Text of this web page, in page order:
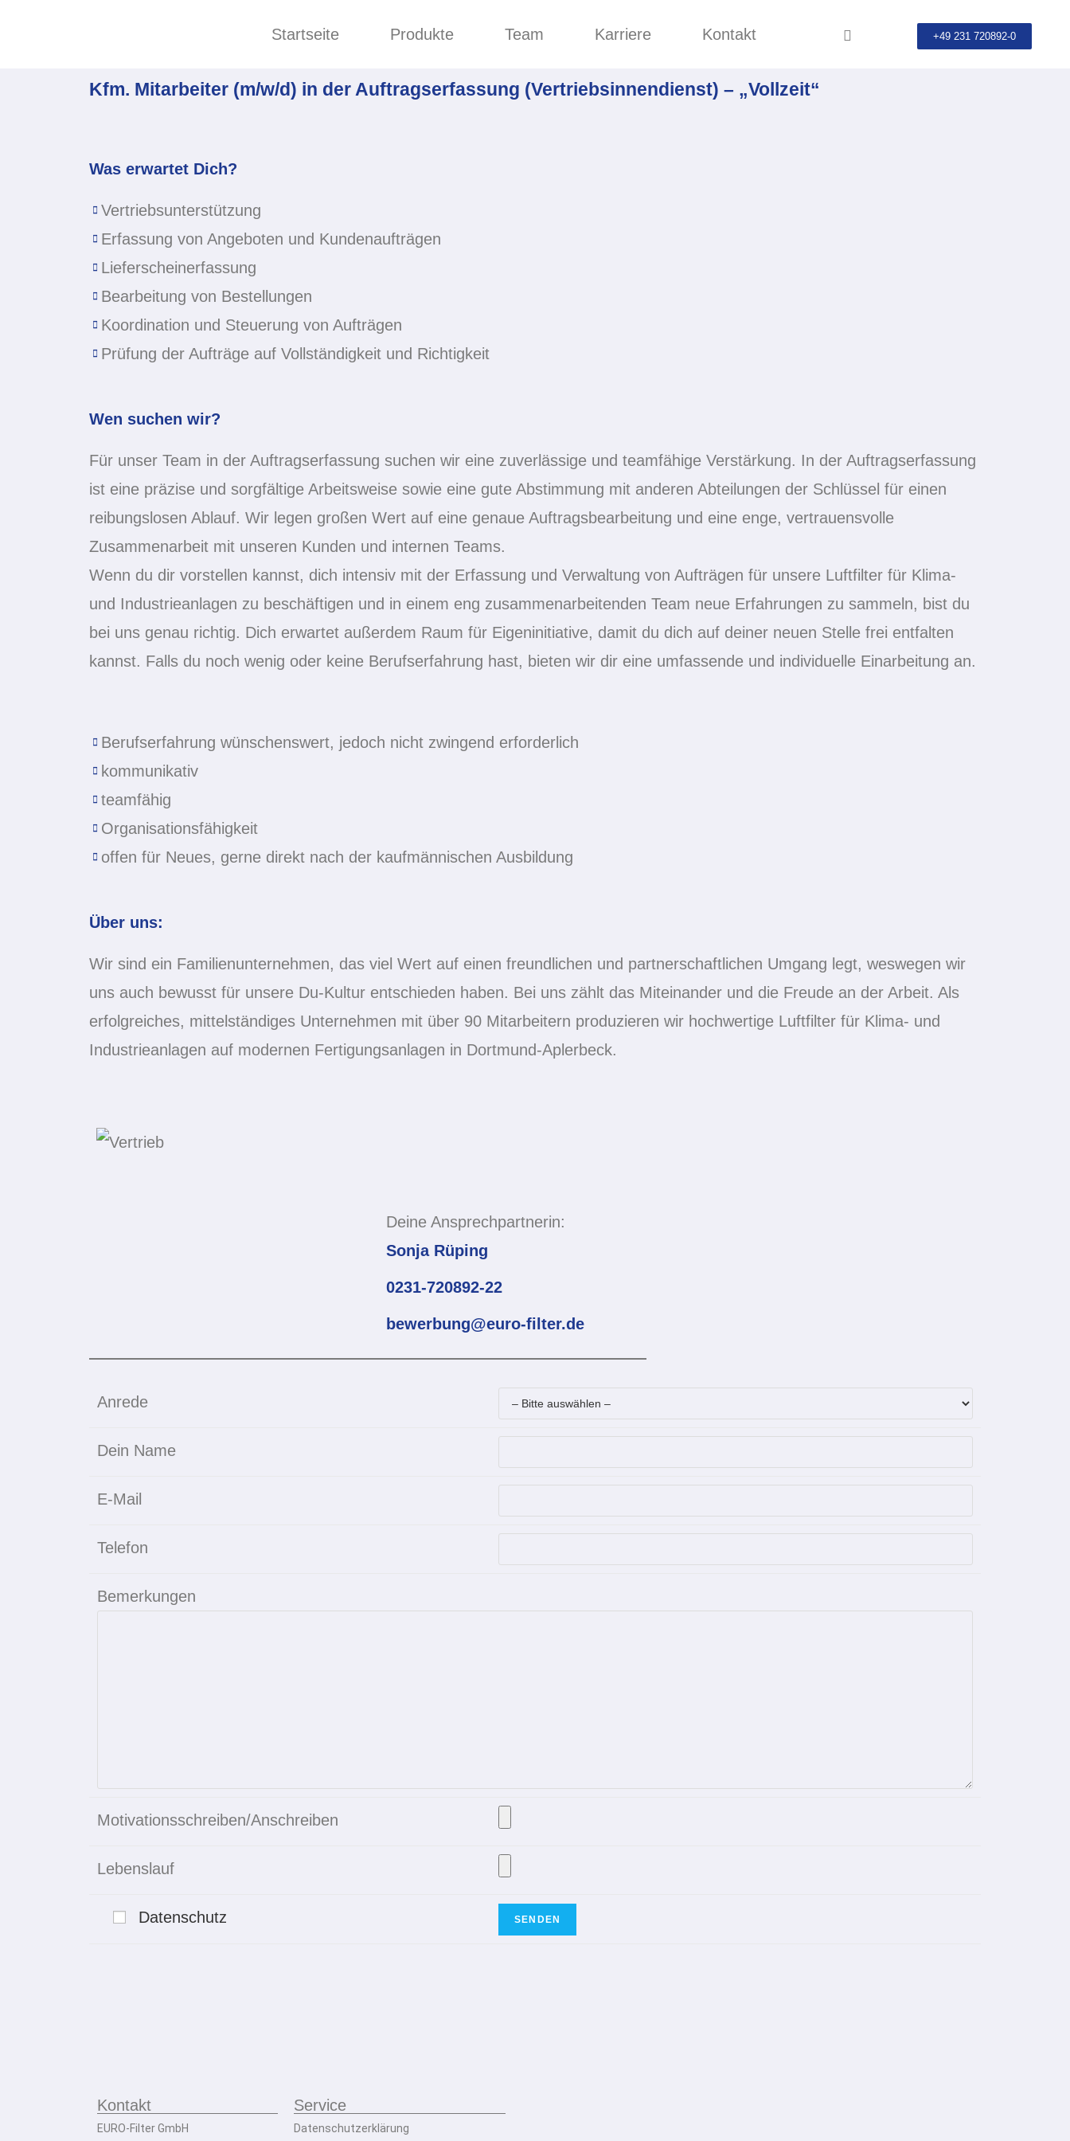
Startseite Produkte Team Karriere Kontakt +49 231 720892-0
Kfm. Mitarbeiter (m/w/d) in der Auftragserfassung (Vertriebsinnendienst) – „Vollzeit“
Was erwartet Dich?
Vertriebsunterstützung
Erfassung von Angeboten und Kundenaufträgen
Lieferscheinerfassung
Bearbeitung von Bestellungen
Koordination und Steuerung von Aufträgen
Prüfung der Aufträge auf Vollständigkeit und Richtigkeit
Wen suchen wir?
Für unser Team in der Auftragserfassung suchen wir eine zuverlässige und teamfähige Verstärkung. In der Auftragserfassung
ist eine präzise und sorgfältige Arbeitsweise sowie eine gute Abstimmung mit anderen Abteilungen der Schlüssel für einen
reibungslosen Ablauf. Wir legen großen Wert auf eine genaue Auftragsbearbeitung und eine enge, vertrauensvolle
Zusammenarbeit mit unseren Kunden und internen Teams.
Wenn du dir vorstellen kannst, dich intensiv mit der Erfassung und Verwaltung von Aufträgen für unsere Luftfilter für Klima-
und Industrieanlagen zu beschäftigen und in einem eng zusammenarbeitenden Team neue Erfahrungen zu sammeln, bist du
bei uns genau richtig. Dich erwartet außerdem Raum für Eigeninitiative, damit du dich auf deiner neuen Stelle frei entfalten
kannst. Falls du noch wenig oder keine Berufserfahrung hast, bieten wir dir eine umfassende und individuelle Einarbeitung an.
Berufserfahrung wünschenswert, jedoch nicht zwingend erforderlich
kommunikativ
teamfähig
Organisationsfähigkeit
offen für Neues, gerne direkt nach der kaufmännischen Ausbildung
Über uns:
Wir sind ein Familienunternehmen, das viel Wert auf einen freundlichen und partnerschaftlichen Umgang legt, weswegen wir
uns auch bewusst für unsere Du-Kultur entschieden haben. Bei uns zählt das Miteinander und die Freude an der Arbeit. Als
erfolgreiches, mittelständiges Unternehmen mit über 90 Mitarbeitern produzieren wir hochwertige Luftfilter für Klima- und
Industrieanlagen auf modernen Fertigungsanlagen in Dortmund-Aplerbeck.
Deine Ansprechpartnerin:
Sonja Rüping
0231-720892-22
bewerbung@euro-filter.de
Anrede
Dein Name
E-Mail
Telefon
Bemerkungen
Motivationsschreiben/Anschreiben
Lebenslauf
Datenschutz
Kontakt
EURO-Filter GmbH
Service
Datenschutzerklärung